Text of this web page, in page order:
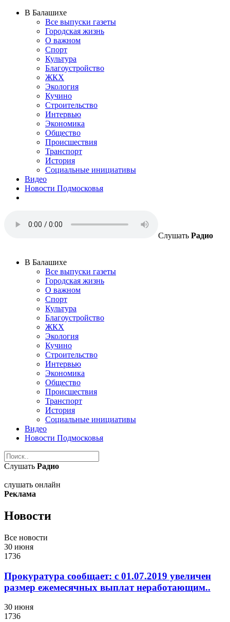
В Балашихе
Все выпуски газеты
Городская жизнь
О важном
Спорт
Культура
Благоустройство
ЖКХ
Экология
Кучино
Строительство
Интервью
Экономика
Общество
Происшествия
Транспорт
История
Социальные инициативы
Видео
Новости Подмосковья
Слушать Радио
В Балашихе
Все выпуски газеты
Городская жизнь
О важном
Спорт
Культура
Благоустройство
ЖКХ
Экология
Кучино
Строительство
Интервью
Экономика
Общество
Происшествия
Транспорт
История
Социальные инициативы
Видео
Новости Подмосковья
Слушать Радио
слушать онлайн
Реклама
Новости
Все новости
30 июня
1736
Прокуратура сообщает: с 01.07.2019 увеличен
размер ежемесячных выплат неработающим..
30 июня
1736